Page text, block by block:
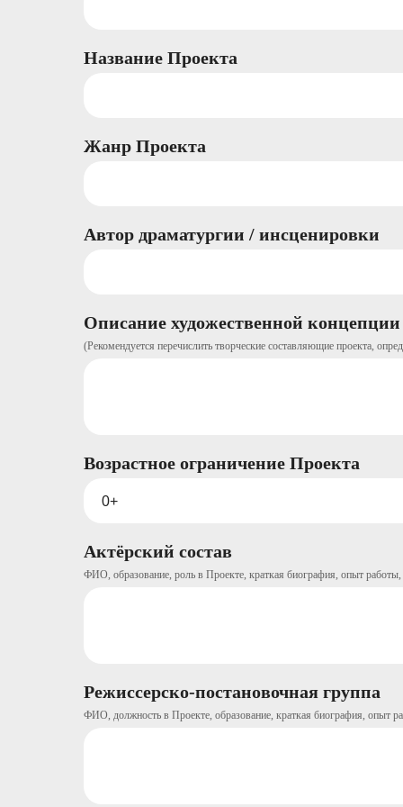
Название Проекта
Жанр Проекта
Автор драматургии / инсценировки
Описание художественной концепции
(Рекомендуется перечислить творческие составляющие проекта,
Возрастное ограничение Проекта
Актёрский состав
ФИО, образование, роль в Проекте, краткая биография, опыт работы,
Режиссерско-постановочная группа
ФИО, должность в Проекте, образование, краткая биография, опыт